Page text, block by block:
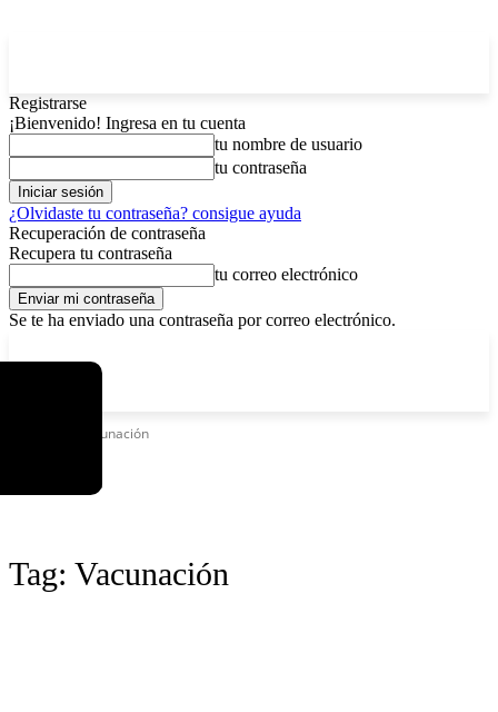
Registrarse
¡Bienvenido! Ingresa en tu cuenta
tu nombre de usuario
tu contraseña
¿Olvidaste tu contraseña? consigue ayuda
Recuperación de contraseña
Recupera tu contraseña
tu correo electrónico
Se te ha enviado una contraseña por correo electrónico.
Vacunación
Tag: Vacunación